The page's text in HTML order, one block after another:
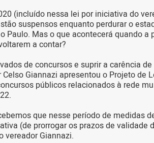
(incluído nessa lei por iniciativa do
suspensos enquanto perdurar o
Paulo. Mas o que acontecerá quando a
a contar?
de concursos e suprir a carência
Giannazi apresentou o Projeto de
públicos relacionados à rede
que nesse período de medidas
(de prorrogar os prazos de validade
vereador Giannazi.